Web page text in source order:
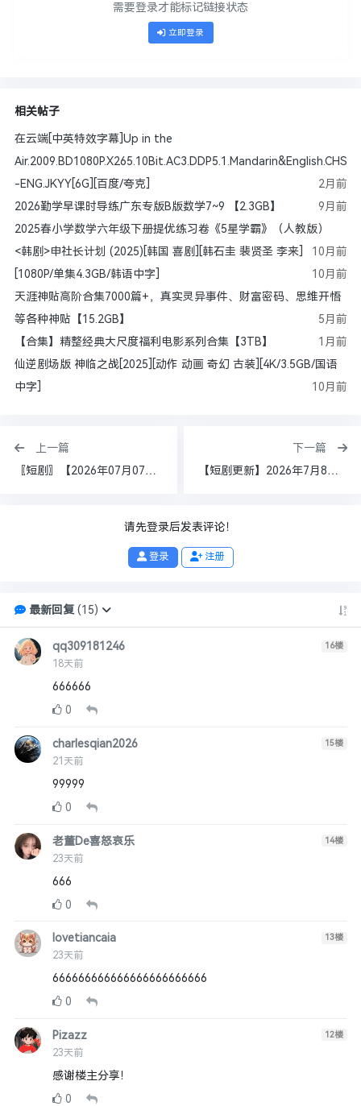
需要登录才能标记链接状态
立即登录
相关帖子
在云端[中英特效字幕]Up in the
Air.2009.BD1080P.X265.10Bit.AC3.DDP5.1.Mandarin&English.CHS
-ENG.JKYY[6G][百度/夸克]
2月前
2026勤学早课时导练广东专版B版数学7~9 【2.3GB】
9月前
2025春小学数学六年级下册提优练习卷《5星学霸》（人教版）
10月前
<韩剧>申社长计划 (2025)[韩国 喜剧][韩石圭 裴贤圣 李来]
[1080P/单集4.3GB/韩语中字]
10月前
天涯神贴高阶合集7000篇+，真实灵异事件、财富密码、思维开悟
等各种神贴【15.2GB】
5月前
【合集】精整经典大尺度福利电影系列合集【3TB】
1月前
仙逆剧场版 神临之战[2025][动作 动画 奇幻 古装][4K/3.5GB/国语
中字]
10月前
上一篇
〖短剧〗【2026年07月07日】精选＆付费短剧➕AI短剧漫剧183部 【125.9GB】
下一篇
【短剧更新】2026年7月8日目录①｜《种地师妹之青莲农宝》第三季《余公公她只想活命》9部热门短剧合集【9.3GB】夸克网盘
请先登录后发表评论！
登录 注册
最新回复(15)
qq309181246
18天前
16楼
666666
0
charlesqian2026
21天前
15楼
99999
0
老董De喜怒哀乐
23天前
14楼
666
0
lovetiancaia
23天前
13楼
666666666666666666666666
0
Pizazz
23天前
12楼
感谢楼主分享！
0